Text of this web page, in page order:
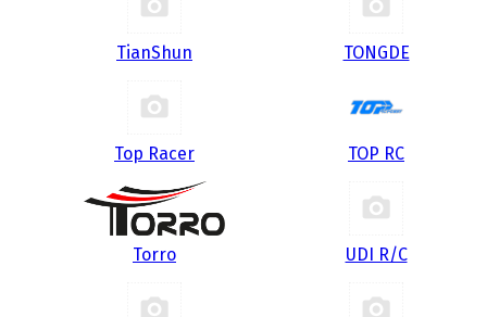
TianShun TONGDE
Top Racer TOP RC
Torro UDI R/С